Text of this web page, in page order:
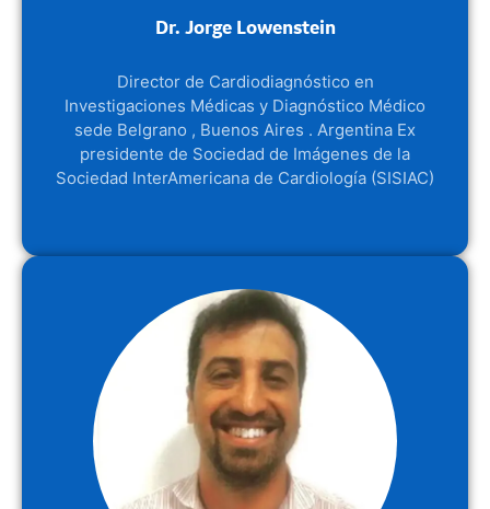
Dr. Jorge Lowenstein
Director de Cardiodiagnóstico en
Investigaciones Médicas y Diagnóstico Médico
sede Belgrano , Buenos Aires . Argentina Ex
presidente de Sociedad de Imágenes de la
Sociedad InterAmericana de Cardiología (SISIAC)